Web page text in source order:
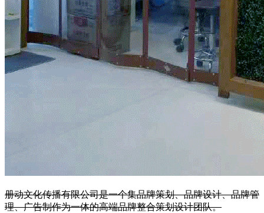
册动文化传播有限公司是一个集品牌策划、品牌设计、品牌管
理、广告制作为一体的高端品牌整合策划设计团队。